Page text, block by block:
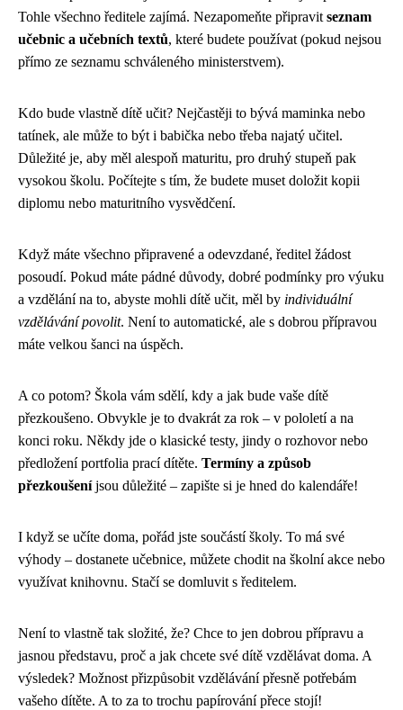
Tohle všechno ředitele zajímá. Nezapomeňte připravit seznam
učebnic a učebních textů, které budete používat (pokud nejsou
přímo ze seznamu schváleného ministerstvem).
Kdo bude vlastně dítě učit? Nejčastěji to bývá maminka nebo
tatínek, ale může to být i babička nebo třeba najatý učitel.
Důležité je, aby měl alespoň maturitu, pro druhý stupeň pak
vysokou školu. Počítejte s tím, že budete muset doložit kopii
diplomu nebo maturitního vysvědčení.
Když máte všechno připravené a odevzdané, ředitel žádost
posoudí. Pokud máte pádné důvody, dobré podmínky pro výuku
a vzdělání na to, abyste mohli dítě učit, měl by individuální
vzdělávání povolit. Není to automatické, ale s dobrou přípravou
máte velkou šanci na úspěch.
A co potom? Škola vám sdělí, kdy a jak bude vaše dítě
přezkoušeno. Obvykle je to dvakrát za rok – v pololetí a na
konci roku. Někdy jde o klasické testy, jindy o rozhovor nebo
předložení portfolia prací dítěte. Termíny a způsob
přezkoušeníjsou důležité – zapište si je hned do kalendáře!
I když se učíte doma, pořád jste součástí školy. To má své
výhody – dostanete učebnice, můžete chodit na školní akce nebo
využívat knihovnu. Stačí se domluvit s ředitelem.
Není to vlastně tak složité, že? Chce to jen dobrou přípravu a
jasnou představu, proč a jak chcete své dítě vzdělávat doma. A
výsledek? Možnost přizpůsobit vzdělávání přesně potřebám
vašeho dítěte. A to za to trochu papírování přece stojí!